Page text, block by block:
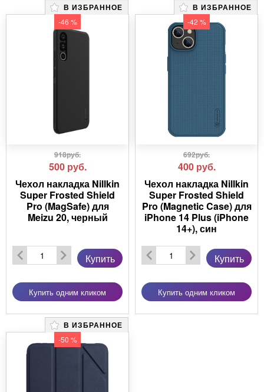
В ИЗБРАННОЕ
-46 %
918руб.
500 руб.
Чехол накладка Nillkin
Super Frosted Shield
Pro (MagSafe) для
Meizu 20, черный
Купить
Купить одним кликом
В ИЗБРАННОЕ
-42 %
692руб.
400 руб.
Чехол накладка Nillkin
Super Frosted Shield
Pro (Magnetic Case) для
iPhone 14 Plus (iPhone
14+), син
Купить
Купить одним кликом
В ИЗБРАННОЕ
-50 %